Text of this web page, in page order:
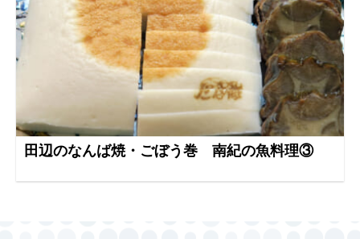
田辺のなんば焼・ごぼう巻 南紀の魚料理③